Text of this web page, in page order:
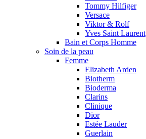
Tommy Hilfiger
Versace
Viktor & Rolf
Yves Saint Laurent
Bain et Corps Homme
Soin de la peau
Femme
Elizabeth Arden
Biotherm
Bioderma
Clarins
Clinique
Dior
Estée Lauder
Guerlain